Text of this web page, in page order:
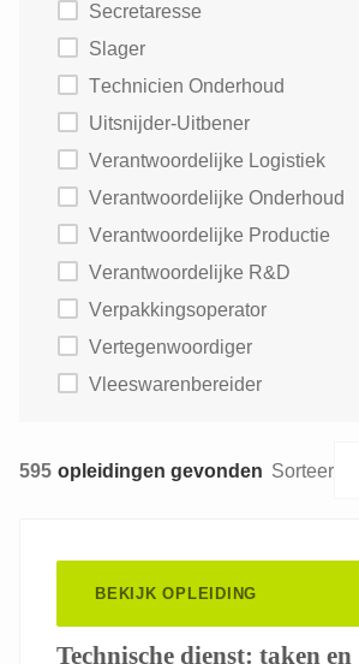
Secretaresse
Slager
Technicien Onderhoud
Uitsnijder-Uitbener
Verantwoordelijke Logistiek
Verantwoordelijke Onderhoud
Verantwoordelijke Productie
Verantwoordelijke R&D
Verpakkingsoperator
Vertegenwoordiger
Vleeswarenbereider
595 opleidingen gevonden Sorteer
BEKIJK OPLEIDING
Technische dienst: taken en